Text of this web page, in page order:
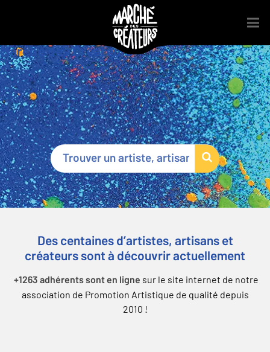
Marché des Créateurs®
Des centaines d’artistes, artisans et
créateurs sont à découvrir actuellement
+1263 adhérents sont en ligne sur le site internet de notre
association de Promotion Artistique de qualité depuis
2010 !